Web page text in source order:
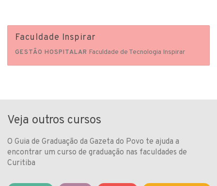
Faculdade Inspirar
GESTÃO HOSPITALAR Faculdade de Tecnologia Inspirar
Veja outros cursos
O Guia de Graduação da Gazeta do Povo te ajuda a
encontrar um curso de graduação nas faculdades de
Curitiba